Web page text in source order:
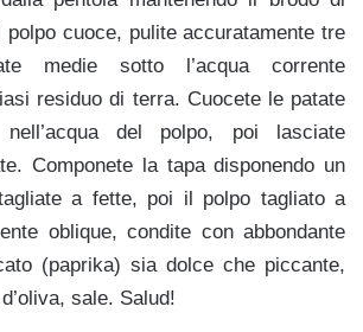
cuoce, pulite accuratamente tre
medie sotto l’acqua corrente
residuo di terra. Cuocete le patate
del polpo, poi lasciate
Componete la tapa disponendo un
a fette, poi il polpo tagliato a
oblique, condite con abbondante
(paprika) sia dolce che piccante,
sale. Salud!